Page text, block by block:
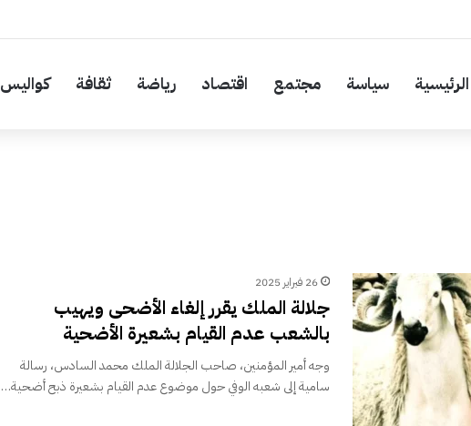
الرئيسية سياسة مجتمع اقتصاد رياضة ثقافة كواليس
26 فبراير 2025
جلالة الملك يقرر إلغاء الأضحى ويهيب
بالشعب عدم القيام بشعيرة الأضحية
وجه أمير المؤمنين، صاحب الجلالة الملك محمد السادس، رسالة
سامية إلى شعبه الوفي حول موضوع عدم القيام بشعيرة ذبح أضحية…